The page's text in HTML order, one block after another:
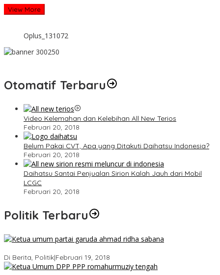
View More
Oplus_131072
Otomatif Terbaru
Video Kelemahan dan Kelebihan All New Terios
Februari 20, 2018
Belum Pakai CVT, Apa yang Ditakuti Daihatsu Indonesia?
Februari 20, 2018
Daihatsu Santai Penjualan Sirion Kalah Jauh dari Mobil
LCGC
Februari 20, 2018
Politik Terbaru
Di Berita, Politik|Februari 19, 2018